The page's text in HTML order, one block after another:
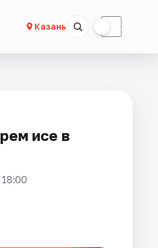
Казань ☾
исе в
18:00